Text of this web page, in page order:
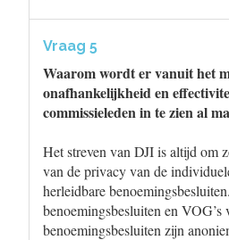
Vraag 5
Waarom wordt er vanuit het
onafhankelijkheid en
commissieleden in te zien al
Het streven van DJI is altijd om
van de privacy van de
herleidbare
benoemingsbesluiten en
benoemingsbesluiten zijn